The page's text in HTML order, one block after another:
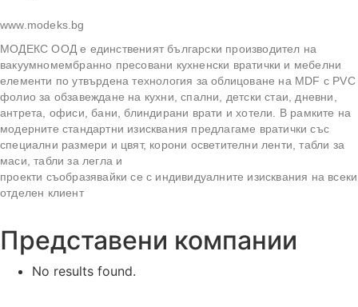
www.modeks.bg
МОДЕКС ООД е единственият български производител на
вакуумно‭мембранно пресовани кухненски вратички и мебелни
елементи по утвърдена технология за облицоване на MDF c PVC
фолио за обзавеждане на кухни‬, спални‬, детски стаи‬, дневни‬,
антрета,‬ офиси, бани, блиндирани врати и хотели. В ‬рамките на
модерните стандартни изисквания предлагаме вратички със
специални размери и цвят, корони‬ осветителни ленти,‬ табли за
маси, ‬табли за легла и
проекти съобразявайки се с индивидуалните изисквания на всеки
отделен клиент‮
Представени компании
No results found.